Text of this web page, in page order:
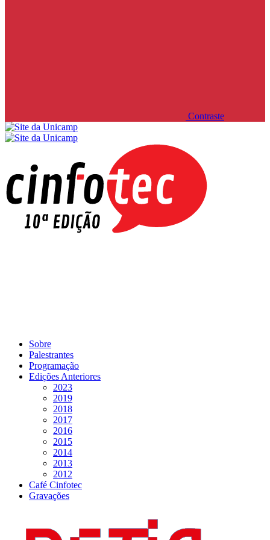
Contraste
Sobre
Palestrantes
Programação
Edições Anteriores
2023
2019
2018
2017
2016
2015
2014
2013
2012
Café Cinfotec
Gravações